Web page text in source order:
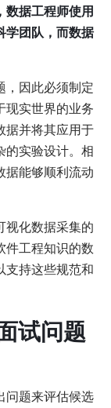
数据工程师使用
学团队，而数据
，因此必须制定
现实世界的业务
据并将其应用于
的实验设计。相
据能够顺利流动
视化数据采集的
件工程知识的数
支持这些规范和
试问题
问题来评估候选